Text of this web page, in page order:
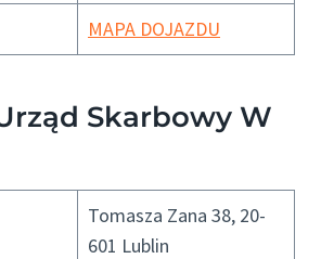
MAPA DOJAZDU
Skarbowy W
Tomasza Zana 38, 20-
601 Lublin